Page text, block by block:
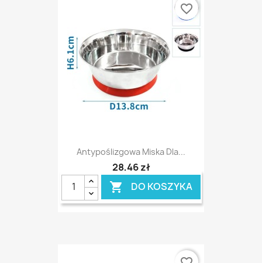
Antypoślizgowa Miska Dla...
28,46 zł
 DO KOSZYKA
favorite_border